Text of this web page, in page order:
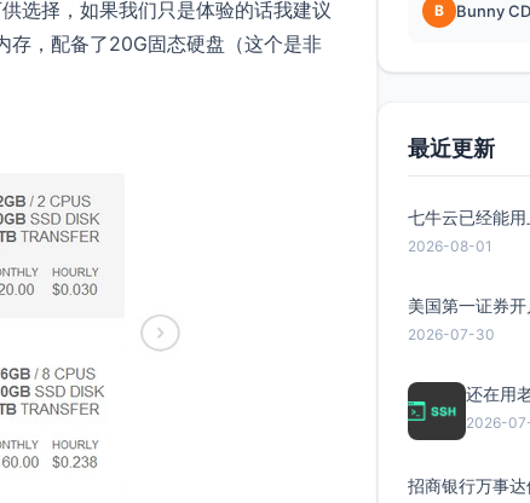
选择，如果我们只是体验的话我建议
存，配备了20G固态硬盘（这个是非
B Bunny
最近更新
2026-08-01
2026-07-30
2026-
招商银行万事